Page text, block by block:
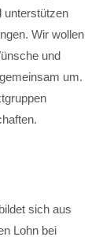
unterstützen
Wir wollen
und
um.
sich aus
Lohn bei